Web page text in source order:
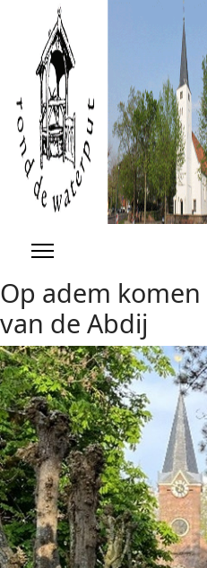
Op adem komen
van de Abdij
YearMonth
Year